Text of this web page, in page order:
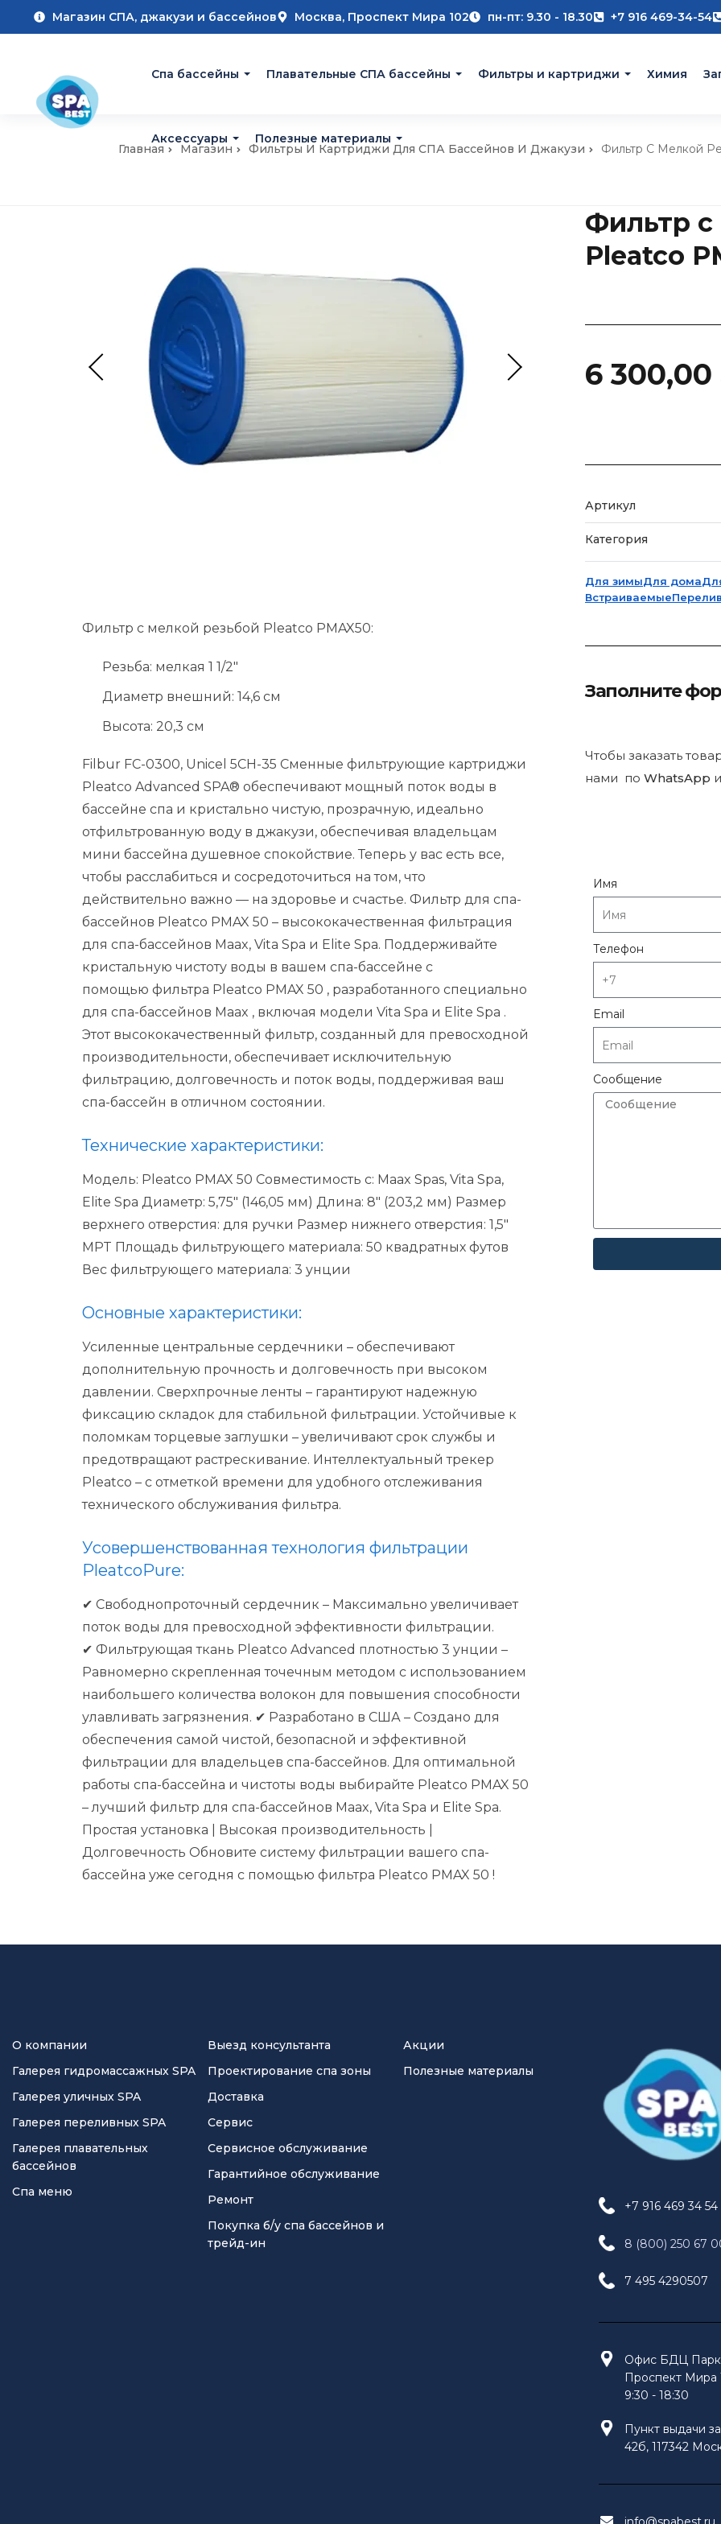
Магазин СПА, джакузи и бассейнов Москва, Проспект Мира 102 пн-пт: 9.30 - 18.30 +7 916 469-34-54
Cпа бассейны Плавательные СПА бассейны Фильтры и картриджи Химия
Аксессуары Полезные материалы
Главная Магазин Фильтры И Картриджи Для СПА Бассейнов И Джакузи Фильтр С Мелкой
Фильтр с мелкой резьбой Pleatco PMAX50:
Резьба: мелкая 1 1/2″
Диаметр внешний: 14,6 см
Высота: 20,3 см
Filbur FC-0300, Unicel 5CH-35 Сменные фильтрующие картриджи
Pleatco Advanced SPA® обеспечивают мощный поток воды в
бассейне спа и кристально чистую, прозрачную, идеально
отфильтрованную воду в джакузи, обеспечивая владельцам
мини бассейна душевное спокойствие. Теперь у вас есть все,
чтобы расслабиться и сосредоточиться на том, что
действительно важно — на здоровье и счастье. Фильтр для спа-
бассейнов Pleatco PMAX 50 – высококачественная фильтрация
для спа-бассейнов Maax, Vita Spa и Elite Spa. Поддерживайте
кристальную чистоту воды в вашем спа-бассейне с
помощью фильтра Pleatco PMAX 50 , разработанного специально
для спа-бассейнов Maax , включая модели Vita Spa и Elite Spa .
Этот высококачественный фильтр, созданный для превосходной
производительности, обеспечивает исключительную
фильтрацию, долговечность и поток воды, поддерживая ваш
спа-бассейн в отличном состоянии.
Технические характеристики:
Модель: Pleatco PMAX 50 Совместимость с: Maax Spas, Vita Spa,
Elite Spa Диаметр: 5,75" (146,05 мм) Длина: 8" (203,2 мм) Размер
верхнего отверстия: для ручки Размер нижнего отверстия: 1,5"
MPT Площадь фильтрующего материала: 50 квадратных футов
Вес фильтрующего материала: 3 унции
Основные характеристики:
Усиленные центральные сердечники – обеспечивают
дополнительную прочность и долговечность при высоком
давлении. Сверхпрочные ленты – гарантируют надежную
фиксацию складок для стабильной фильтрации. Устойчивые к
поломкам торцевые заглушки – увеличивают срок службы и
предотвращают растрескивание. Интеллектуальный трекер
Pleatco – с отметкой времени для удобного отслеживания
технического обслуживания фильтра.
Усовершенствованная технология фильтрации
PleatcoPure:
✔ Свободнопроточный сердечник – Максимально увеличивает
поток воды для превосходной эффективности фильтрации.
✔ Фильтрующая ткань Pleatco Advanced плотностью 3 унции –
Равномерно скрепленная точечным методом с использованием
наибольшего количества волокон для повышения способности
улавливать загрязнения. ✔ Разработано в США – Создано для
обеспечения самой чистой, безопасной и эффективной
фильтрации для владельцев спа-бассейнов. Для оптимальной
работы спа-бассейна и чистоты воды выбирайте Pleatco PMAX 50
– лучший фильтр для спа-бассейнов Maax, Vita Spa и Elite Spa.
Простая установка | Высокая производительность |
Долговечность Обновите систему фильтрации вашего спа-
бассейна уже сегодня с помощью фильтра Pleatco PMAX 50 !
Фильтр с
Pleatco
6 300,00
Артикул
Категория
Для зимыДля дома
Встраиваемые
Заполните
Чтобы заказать
нами по WhatsApp
Имя
Телефон
Email
Сообщение
О компании
Галерея гидромассажных SPA
Галерея уличных SPA
Галерея переливных SPA
Галерея плавательных
бассейнов
Спа меню
Выезд консультанта
Проектирование спа зоны
Доставка
Сервис
Сервисное обслуживание
Гарантийное обслуживание
Ремонт
Покупка б/у спа бассейнов и
трейд-ин
Акции
Полезные материалы
+7 916 469 34 54
8 (800) 250 67
7 495 4290507
Офис БДЦ Парк
Проспект Мира
9:30 - 18:30
Пункт выдачи
42б, 117342